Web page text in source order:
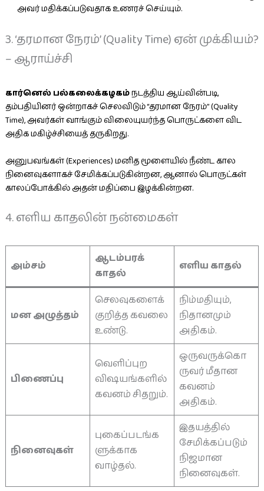
அவர் மதிக்கப்படுவதாக உணரச் செய்யும்.
3. ‘தரமான நேரம்’ (Quality Time) ஏன் முக்கியம்?
– ஆராய்ச்சி
கார்னெல் பல்கலைக்கழகம்நடத்திய ஆய்வின்படி,
தம்பதியினர் ஒன்றாகச் செலவிடும் “தரமான நேரம்” (Quality
Time), அவர்கள் வாங்கும் விலையுயர்ந்த பொருட்களை விட
அதிக மகிழ்ச்சியைத் தருகிறது.
அனுபவங்கள் (Experiences) மனித மூளையில் நீண்ட கால
நினைவுகளாகச் சேமிக்கப்படுகின்றன, ஆனால் பொருட்கள்
காலப்போக்கில் அதன் மதிப்பை இழக்கின்றன.
4. எளிய காதலின் நன்மைகள்
அம்சம்
ஆடம்பரக்
காதல்
எளிய காதல்
மன அழுத்தம்
செலவுகளைக்
குறித்த கவலை
உண்டு.
நிம்மதியும்,
நிதானமும்
அதிகம்.
பிணைப்பு
வெளிப்புற
விஷயங்களில்
கவனம் சிதறும்.
ஒருவருக்கொ
ருவர் மீதான
கவனம்
அதிகம்.
நினைவுகள்
புகைப்படங்க
ளுக்காக
வாழ்தல்.
இதயத்தில்
சேமிக்கப்படும்
நிஜமான
நினைவுகள்.